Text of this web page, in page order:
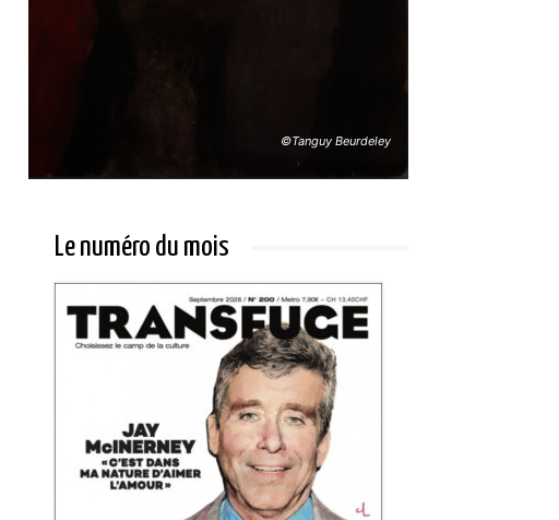
©Tanguy Beurdeley
Le numéro du mois